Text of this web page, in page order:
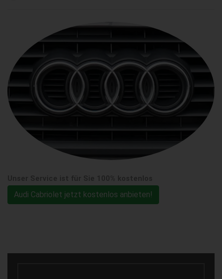
Audi Cabriolet jetzt kostenlos anbieten!